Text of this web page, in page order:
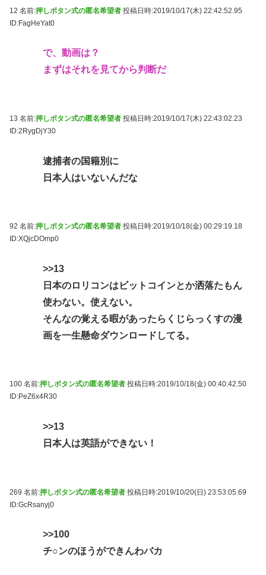
12 名前:押しボタン式の匿名希望者 投稿日時:2019/10/17(木) 22:42:52.95
ID:FagHeYat0
で、動画は？
まずはそれを見てから判断だ
13 名前:押しボタン式の匿名希望者 投稿日時:2019/10/17(木) 22:43:02.23
ID:2RygDjY30
逮捕者の国籍別に
日本人はいないんだな
92 名前:押しボタン式の匿名希望者 投稿日時:2019/10/18(金) 00:29:19.18
ID:XQjcDOmp0
>>13
日本のロリコンはビットコインとか洒落たもん
使わない。使えない。
そんなの覚える暇があったらくじらっくすの漫
画を一生懸命ダウンロードしてる。
100 名前:押しボタン式の匿名希望者 投稿日時:2019/10/18(金) 00:40:42.50
ID:PeZ6x4R30
>>13
日本人は英語ができない！
269 名前:押しボタン式の匿名希望者 投稿日時:2019/10/20(日) 23:53:05.69
ID:GcRsanyj0
>>100
チ○ンのほうができんわバカ